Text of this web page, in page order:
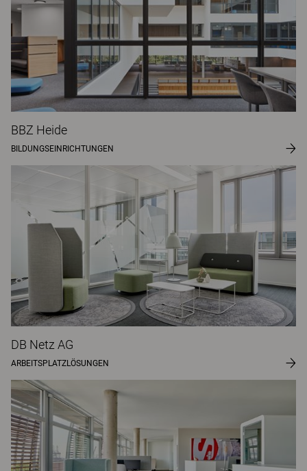
BBZ Heide
BILDUNGSEINRICHTUNGEN
DB Netz AG
ARBEITSPLATZLÖSUNGEN